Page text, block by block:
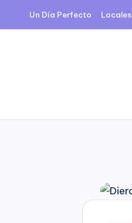
Skip
Un Día Perfecto Locales